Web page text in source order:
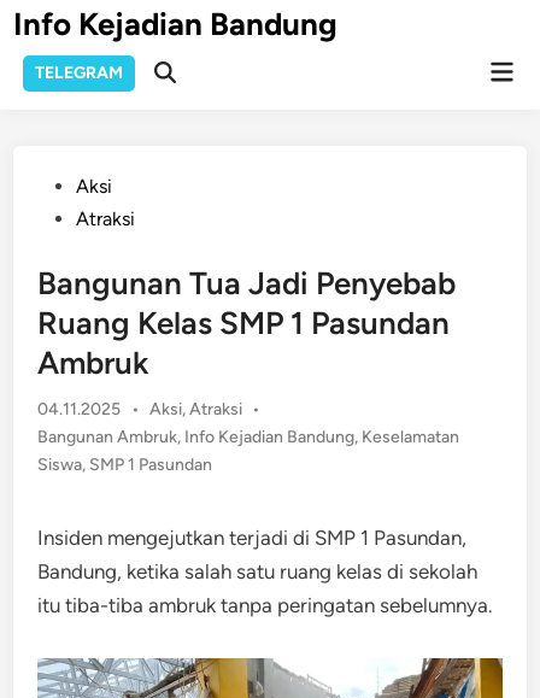
Skip
to
content
Info Kejadian Bandung
TELEGRAM
Open
PostedAksi
Atraksi
Bangunan Tua Jadi Penyebab
Ruang Kelas SMP 1 Pasundan
Ambruk
04.11.2025 • Posted
in
Aksi,Atraksi •
Bangunan Ambruk, Info Kejadian Bandung, Keselamatan
Siswa, SMP 1 Pasundan
Insiden mengejutkan terjadi di SMP 1 Pasundan,
Bandung, ketika salah satu ruang kelas di sekolah
itu tiba-tiba ambruk tanpa peringatan sebelumnya.